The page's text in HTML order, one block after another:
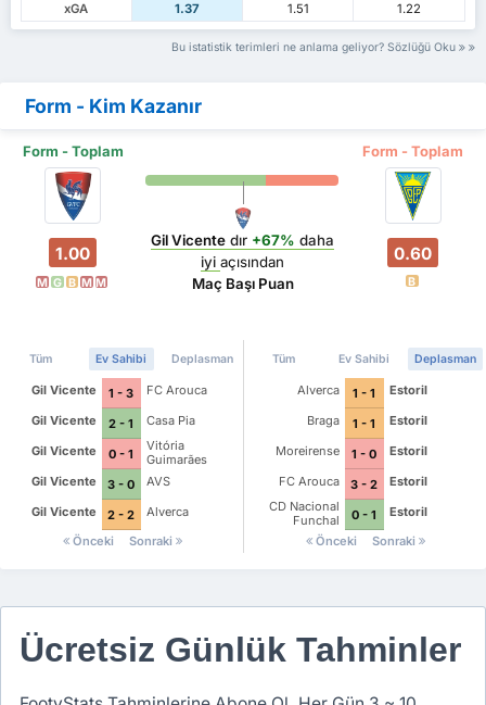
xGA
1.37 1.51 1.22
Bu istatistik terimleri ne anlama geliyor? Sözlüğü Oku
Form - Kim Kazanır
Form - Toplam Form - Toplam
1.00
M G B M M
Gil Vicente dır +67% daha
iyiaçısından
Maç Başı Puan
0.60
B
Tüm Ev Sahibi Deplasman
Gil Vicente 1 - 3
FC Arouca
Gil Vicente
2 - 1
Casa Pia
Gil Vicente
0 - 1
Vitória
Guimarães
Gil Vicente
3 - 0
AVS
Gil Vicente
2 - 2
Alverca
Önceki
Sonraki
Tüm Ev Sahibi Deplasman
Alverca 1 - 1
Estoril
Braga
1 - 1
Estoril
Moreirense
1 - 0
Estoril
FC Arouca
3 - 2
Estoril
CD Nacional
Funchal
0 - 1
Estoril
Önceki
Sonraki
Ücretsiz Günlük Tahminler